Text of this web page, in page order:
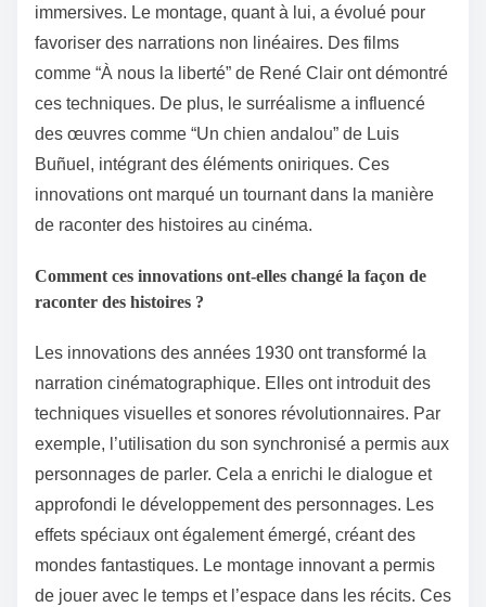
immersives. Le montage, quant à lui, a évolué pour
favoriser des narrations non linéaires. Des films
comme “À nous la liberté” de René Clair ont démontré
ces techniques. De plus, le surréalisme a influencé
des œuvres comme “Un chien andalou” de Luis
Buñuel, intégrant des éléments oniriques. Ces
innovations ont marqué un tournant dans la manière
de raconter des histoires au cinéma.
Comment ces innovations ont-elles changé la façon de
raconter des histoires ?
Les innovations des années 1930 ont transformé la
narration cinématographique. Elles ont introduit des
techniques visuelles et sonores révolutionnaires. Par
exemple, l’utilisation du son synchronisé a permis aux
personnages de parler. Cela a enrichi le dialogue et
approfondi le développement des personnages. Les
effets spéciaux ont également émergé, créant des
mondes fantastiques. Le montage innovant a permis
de jouer avec le temps et l’espace dans les récits. Ces